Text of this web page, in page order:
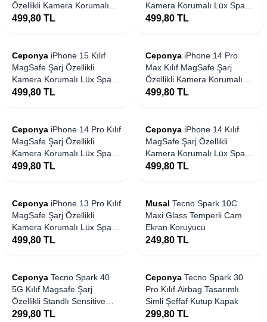
Özellikli Kamera Korumalı
Lüx Spark Kapak
499,80 TL
Kamera Korumalı Lüx Spark
Kapak
499,80 TL
Ceponya iPhone 15 Kılıf
MagSafe Şarj Özellikli
Kamera Korumalı Lüx Spark
Kapak
499,80 TL
Ceponya iPhone 14 Pro
Max Kılıf MagSafe Şarj
Özellikli Kamera Korumalı
Lüx Spark Kapak
499,80 TL
Ceponya iPhone 14 Pro Kılıf
MagSafe Şarj Özellikli
Kamera Korumalı Lüx Spark
Kapak
499,80 TL
Ceponya iPhone 14 Kılıf
MagSafe Şarj Özellikli
Kamera Korumalı Lüx Spark
Kapak
499,80 TL
Ceponya iPhone 13 Pro Kılıf
MagSafe Şarj Özellikli
Kamera Korumalı Lüx Spark
Kapak
499,80 TL
Musal Tecno Spark 10C
Maxi Glass Temperli Cam
Ekran Koruyucu
249,80 TL
Ceponya Tecno Spark 40
5G Kılıf Magsafe Şarj
Özellikli Standlı Sensitive
Touch Samara Kapak
299,80 TL
Ceponya Tecno Spark 30
Pro Kılıf Airbag Tasarımlı
Simli Şeffaf Kutup Kapak
299,80 TL